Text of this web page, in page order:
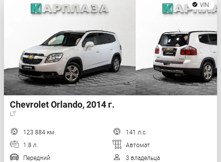
VIN
Chevrolet Orlando, 2014 г.
LT
123 884 км
141 л.с.
1.8 л.
Автомат
Передний
3 владельца